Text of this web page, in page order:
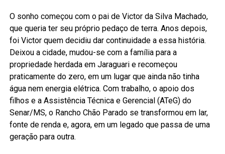
O sonho começou com o pai de Victor da Silva Machado,
que queria ter seu próprio pedaço de terra. Anos depois,
foi Victor quem decidiu dar continuidade a essa história.
Deixou a cidade, mudou-se com a família para a
propriedade herdada em Jaraguari e recomeçou
praticamente do zero, em um lugar que ainda não tinha
água nem energia elétrica. Com trabalho, o apoio dos
filhos e a Assistência Técnica e Gerencial (ATeG) do
Senar/MS, o Rancho Chão Parado se transformou em lar,
fonte de renda e, agora, em um legado que passa de uma
geração para outra.